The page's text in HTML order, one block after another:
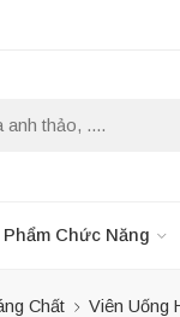
Chức Năng
Chất Viên Uống